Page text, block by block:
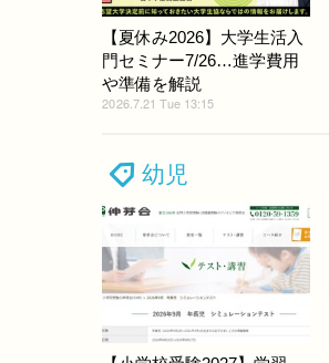
【夏休み2026】大学生活入
門セミナー7/26…進学費用
や準備を解説
2026.7.21 Tue 13:15
幼児